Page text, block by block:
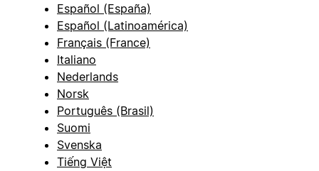
Español (España)
Español (Latinoamérica)
Français (France)
Italiano
Nederlands
Norsk
Português (Brasil)
Suomi
Svenska
Tiếng Việt